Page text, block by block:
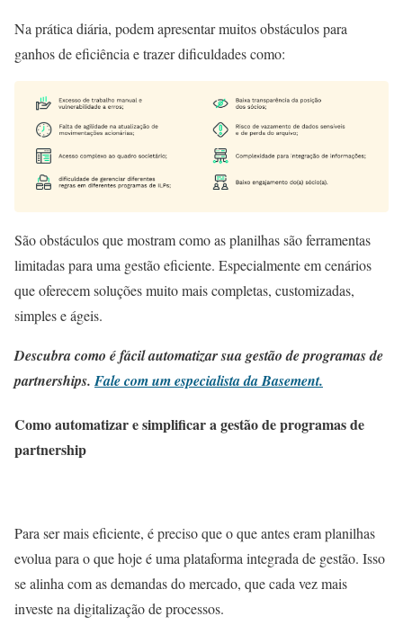
Na prática diária, podem apresentar muitos obstáculos para
ganhos de eficiência e trazer dificuldades como:
São obstáculos que mostram como as planilhas são ferramentas
limitadas para uma gestão eficiente. Especialmente em cenários
que oferecem soluções muito mais completas, customizadas,
simples e ágeis.
Descubra como é fácil automatizar sua gestão de programas de
partnerships. Fale com um especialista da Basement.
Como automatizar e simplificar a gestão de programas de
partnership
Para ser mais eficiente, é preciso que o que antes eram planilhas
evolua para o que hoje é uma plataforma integrada de gestão. Isso
se alinha com as demandas do mercado, que cada vez mais
investe na digitalização de processos.